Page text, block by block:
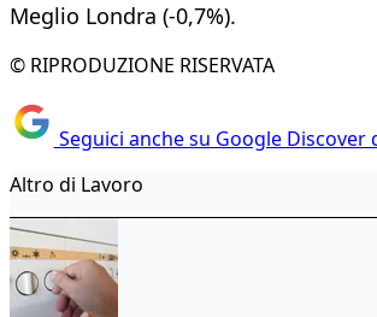
Meglio Londra (-0,7%).
© RIPRODUZIONE RISERVATA
Seguici anche su Google Discover
Altro di Lavoro